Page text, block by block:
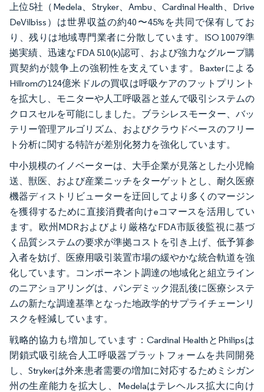
上位5社（Medela、Stryker、Ambu、Cardinal Health、Drive
DeVilbiss）は世界収益の約40〜45%を共同で保有してお
り、残りは地域専門業者に分散しています。ISO 10079準
拠実績、迅速なFDA 510(k)認可、および強力なグループ購
買契約が競争上の強靭性を支えています。Baxterによる
Hillromの124億米ドルの買収は呼吸ケアのフットプリント
を拡大し、モニターや人工呼吸器と並んで吸引システムの
クロスセルを可能にしました。ブラシレスモーター、バッ
テリー管理アルゴリズム、およびクラウドベースのフリー
ト分析に関する特許が差別化努力を強化しています。
中小規模のイノベーターは、大手企業が見落とした小児輸
送、獣医、および産業ニッチをターゲットとし、耐久医療
機器ディストリビューターを迂回してより多くのマージン
を獲得するために直接消費者向けeコマースを活用してい
ます。欧州MDRおよびより厳格なFDA市販後監視に基づ
く品質システムの要求が準拠コストを引き上げ、低予算参
入者を妨げ、医療用吸引装置市場の緩やかな統合軌道を強
化しています。コンポーネント調達の地域化と組立ライン
のニアショアリングは、パンデミック混乱後に医療システ
ムの新たな調達基準となった地政学的サプライチェーンリ
スクを軽減しています。
戦略的協力も増加しています：Cardinal HealthとPhilipsは
閉鎖式吸引統合人工呼吸器プラットフォームを共同開発
し、Strykerは外来患者需要の増加に対応するためミシガン
州の生産能力を拡大し、Medelaはテレヘルス拡大に向け